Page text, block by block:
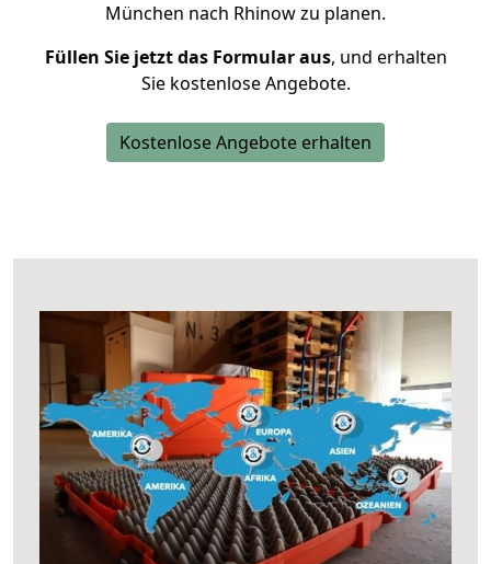
München nach Rhinow zu planen.
Füllen Sie jetzt das Formular aus, und erhalten
Sie kostenlose Angebote.
Kostenlose Angebote erhalten